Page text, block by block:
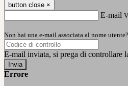
button close ×
E-mail
Non hai una e-mail associata al nome
E-mail inviata, si prega di controllare
Errore